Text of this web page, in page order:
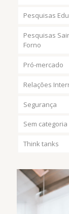
Pesquisas
Pesquisas
Forno
Pró-mercado
Relações
Segurança
Sem categoria
Think tanks